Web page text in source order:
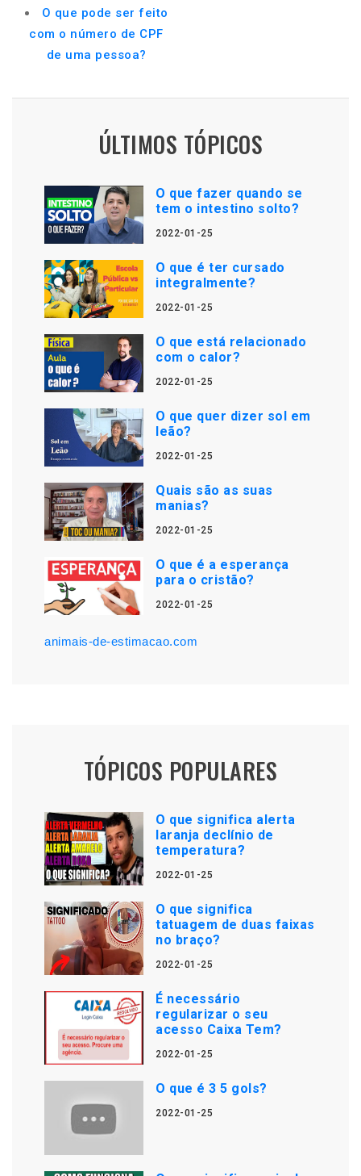
O que pode ser feito
com o número de CPF
de uma pessoa?
ÚLTIMOS TÓPICOS
O que fazer quando se
tem o intestino solto?
2022-01-25
O que é ter cursado
integralmente?
2022-01-25
O que está relacionado
com o calor?
2022-01-25
O que quer dizer sol em
leão?
2022-01-25
Quais são as suas
manias?
2022-01-25
O que é a esperança
para o cristão?
2022-01-25
animais-de-estimacao.com
TÓPICOS POPULARES
O que significa alerta
laranja declínio de
temperatura?
2022-01-25
O que significa
tatuagem de duas faixas
no braço?
2022-01-25
É necessário
regularizar o seu
acesso Caixa Tem?
2022-01-25
O que é 3 5 gols?
2022-01-25